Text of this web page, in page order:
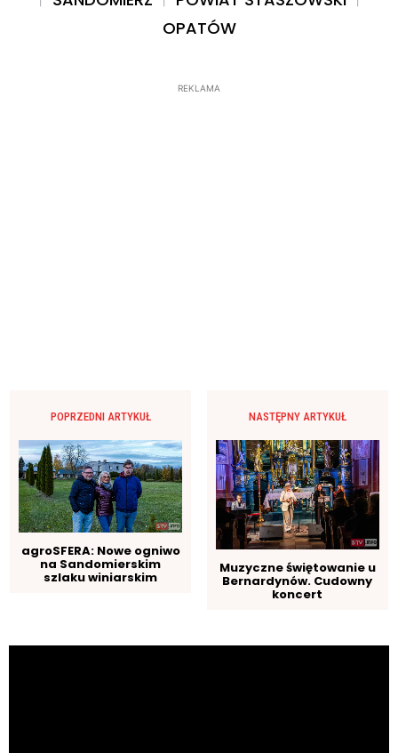
OPATÓW
REKLAMA
POPRZEDNI ARTYKUŁ
agroSFERA: Nowe ogniwo
na Sandomierskim
szlaku winiarskim
NASTĘPNY ARTYKUŁ
Muzyczne świętowanie u
Bernardynów. Cudowny
koncert